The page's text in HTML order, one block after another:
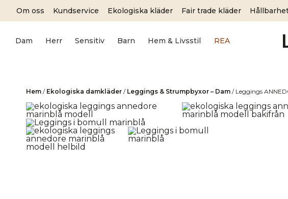
Om oss Kundservice Ekologiska kläder Fair trade kläder
Dam Herr Sensitiv Barn Hem & Livsstil REA
Hem / Ekologiska damkläder / Leggings & Strumpbyxor – Dam / Leggings